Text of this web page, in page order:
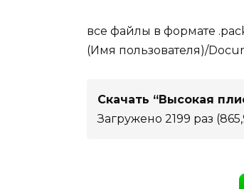
все файлы в формате
(Имя пользователя)/
Скачать “Высокая
Загружено 2199 раз